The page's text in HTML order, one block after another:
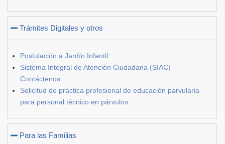
Trámites Digitales y otros
Postulación a Jardín Infantil
Sistema Integral de Atención Ciudadana (SIAC) –
Contáctenos
Solicitud de práctica profesional de educación parvularia
para personal técnico en párvulos
Para las Familias